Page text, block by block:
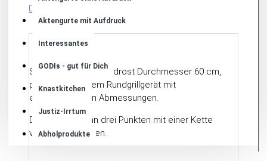
Aktengurte mit Aufdruck
Interessantes
GODIs - gut für Dich
Knastkitchen
Justiz-Irrtum
Abholprodukte
Stabiles Edelstahlrundrost Durchmesser 60 cm,
passend zu jedem Rundgrillgerät mit
entsprechenden Abmessungen.
Das Rost kann an drei Punkten mit einer Kette
verbunden werden.